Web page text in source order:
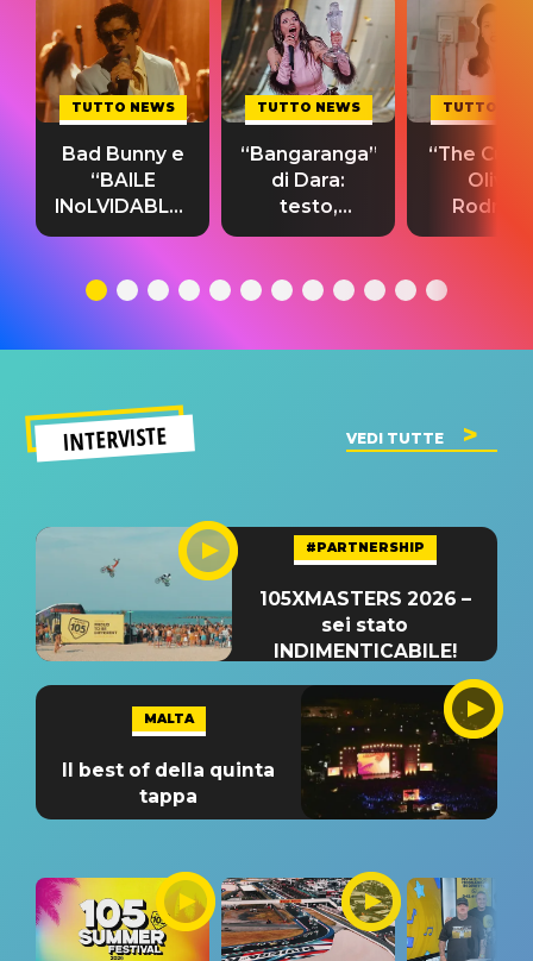
TUTTO NEWS
Bad Bunny e
“BAILE
INoLVIDABLE”:
testo,
significato
TUTTO NEWS
“Bangaranga”
di Dara:
testo,
traduzione e
del singolo
TUTTO
“The
Olivia
testo,
INTERVISTE VEDI TUTTE
#PARTNERSHIP
105XMASTERS 2026 –
sei stato
INDIMENTICABILE!
MALTA
Il best of della quinta
tappa